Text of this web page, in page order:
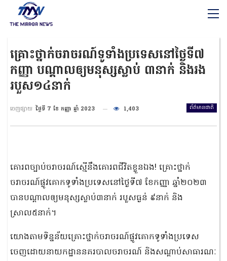
គ្រោះថ្នាក់ចរាចរណ៍ទូទាំងប្រទេសនៅថ្ងៃទី៧
កញ្ញា បណ្តាលឲ្យមនុស្សស្លាប់ ៣នាក់ និងរង
របួស១៤នាក់
ព័ត៌មានជាតិ
ចេញផ្សាយ ថ្ងៃទី 7 ខែ កញ្ញា ឆ្នាំ 2023 1,403
គោរពច្បាប់ចរាចរណ៍ស្មើនឹងគោរពជីវិតខ្លួនឯង! គ្រោះថ្នាក់
ចរាចរណ៍ផ្លូវគោកទូទាំងប្រទេសនៅថ្ងៃទី៧ ខែកញ្ញា ឆ្នាំ២០២៣
បានបណ្តាលឲ្យមនុស្សស្លាប់៣នាក់ របួសធ្ងន់ ៩នាក់ និង
ស្រាល៥នាក់។
យោងតាមទិន្នន័យគ្រោះថ្នាក់ចរាចរណ៍ផ្លូវគោកទូទាំងប្រទេស
ចេញដោយនាយកដ្ឋាននគរបាលចរាចរណ៍ និងសណ្តាប់សាធារណៈ